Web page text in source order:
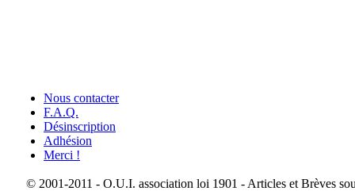
Nous contacter
F.A.Q.
Désinscription
Adhésion
Merci !
© 2001-2011 - O.U.I. association loi 1901 - Articles et Brèves